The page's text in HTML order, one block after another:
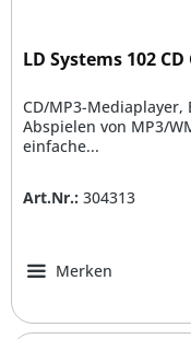
LD Systems 102 CD
CD/MP3-
Abspielen von MP3/
einfache...
Art.Nr.: 304313
Merken